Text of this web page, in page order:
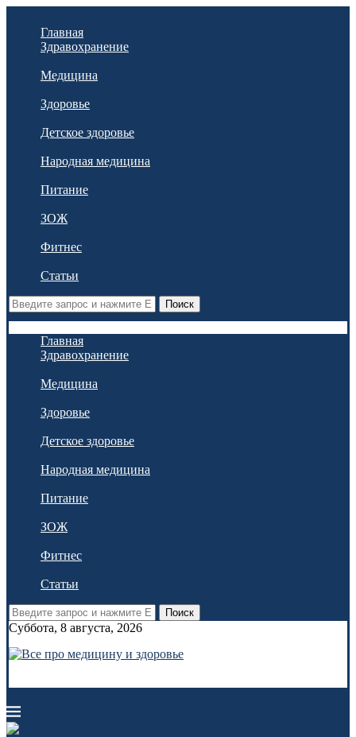
Главная
Здравохранение
Медицина
Здоровье
Детское здоровье
Народная медицина
Питание
ЗОЖ
Фитнес
Статьи
Поиск
Главная
Здравохранение
Медицина
Здоровье
Детское здоровье
Народная медицина
Питание
ЗОЖ
Фитнес
Статьи
Поиск
Суббота, 8 августа, 2026